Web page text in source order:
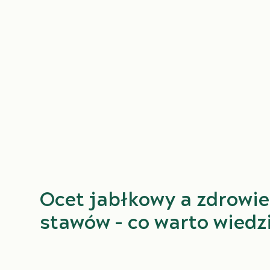
Ocet jabłkowy a zdrowie
stawów – co warto